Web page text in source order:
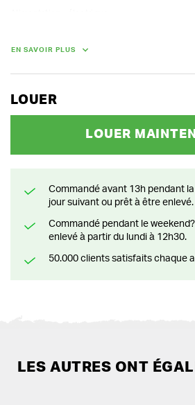
largeur de travail 340 mm
EN SAVOIR PLUS
LOUER
LOUER
Commandé avant 13h pendant la semaine? Livré le
jour suivant ou prêt à être enlevé.
Commandé pendant le weekend? Livré ou prêt à être
enlevé à partir du lundi à 12h30.
50.000 clients satisfaits chaque
LES AUTRES ONT